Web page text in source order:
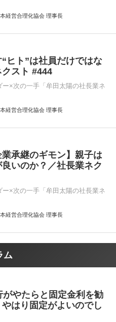
経営合理化協会 理事長
ヒト”は社員だけではな
スト #444
ー×次の一手「牟田太陽の社長業ネ
経営合理化協会 理事長
業承継のギモン】親子は
いのか？／社長業ネク
ー×次の一手「牟田太陽の社長業ネ
経営合理化協会 理事長
ム
がやたらと固定金利を勧
はり固定がよいのでし